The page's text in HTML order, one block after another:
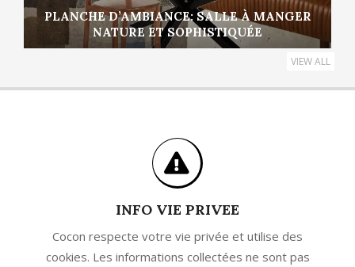
PLANCHE D’AMBIANCE: SALLE À MANGER
NATURE ET SOPHISTIQUÉE
VIEW ALL
INFO VIE PRIVEE
Cocon respecte votre vie privée et utilise des
cookies. Les informations collectées ne sont pas